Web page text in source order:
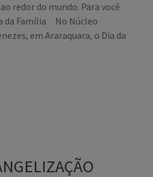
redor do mundo. Para você
da Família No Núcleo
em Araraquara, o Dia da